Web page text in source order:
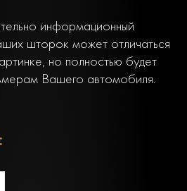
информационный
шторок может отличаться
но полностью будет
Вашего автомобиля.